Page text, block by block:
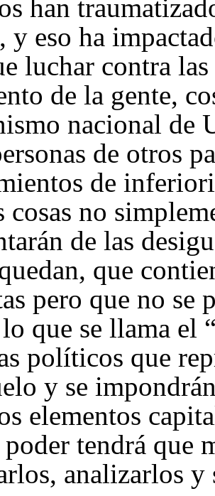
han
y eso ha
luchar contra
de la gente,
nacional de
de otros
de
cosas no
de las
que
pero que no se
que se llama el
políticos que
y se
elementos
tendrá que
analizarlos y